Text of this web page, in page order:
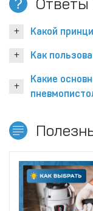
Какой
Как
Какие